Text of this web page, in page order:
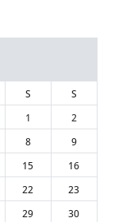
S
S
1
2
8
9
15
16
22
23
29
30